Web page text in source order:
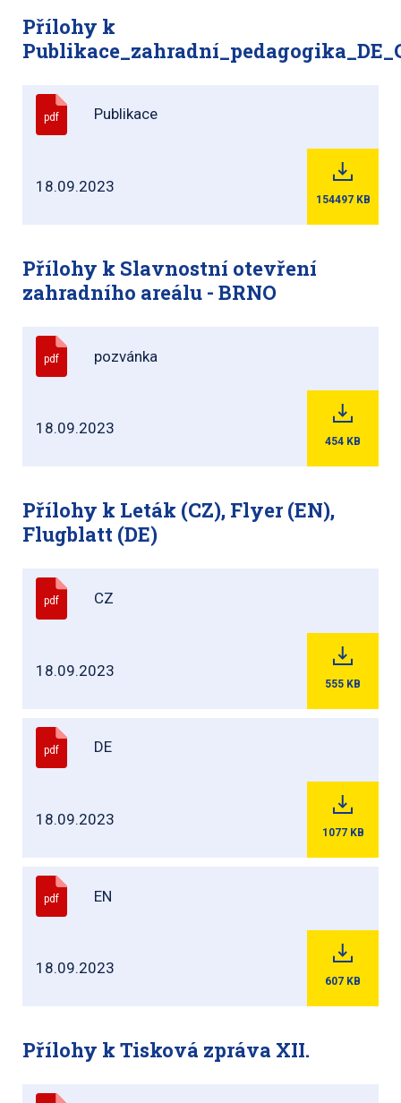
Přílohy k
pdf Publikace
18.09.2023
154497 KB
Přílohy k Slavnostní otevření
zahradního areálu - BRNO
pdf pozvánka
18.09.2023
454 KB
Přílohy k Leták (CZ), Flyer (EN),
Flugblatt (DE)
pdf CZ
18.09.2023
555 KB
pdf DE
18.09.2023
1077 KB
pdf EN
18.09.2023
607 KB
Přílohy k Tisková zpráva XII.